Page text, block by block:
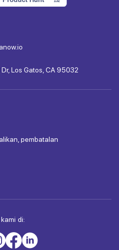
Los Gatos, CA 95032
pembatalan
di: